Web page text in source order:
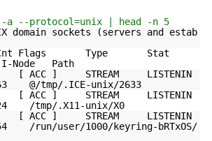
a --protocol=unix | head -n 5
domain sockets (servers and estab
Flags Type Stat
Path
] STREAM LISTENIN
@/tmp/.ICE-unix/2633
] STREAM LISTENIN
/tmp/.X11-unix/X0
] STREAM LISTENIN
run/user/1000/keyring-bRTxOS/